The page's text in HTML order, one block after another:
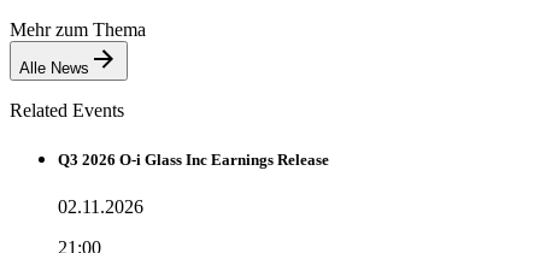
Mehr zum Thema
Alle News
Related Events
Q3 2026 O-i Glass Inc Earnings Release
02.11.2026
21:00